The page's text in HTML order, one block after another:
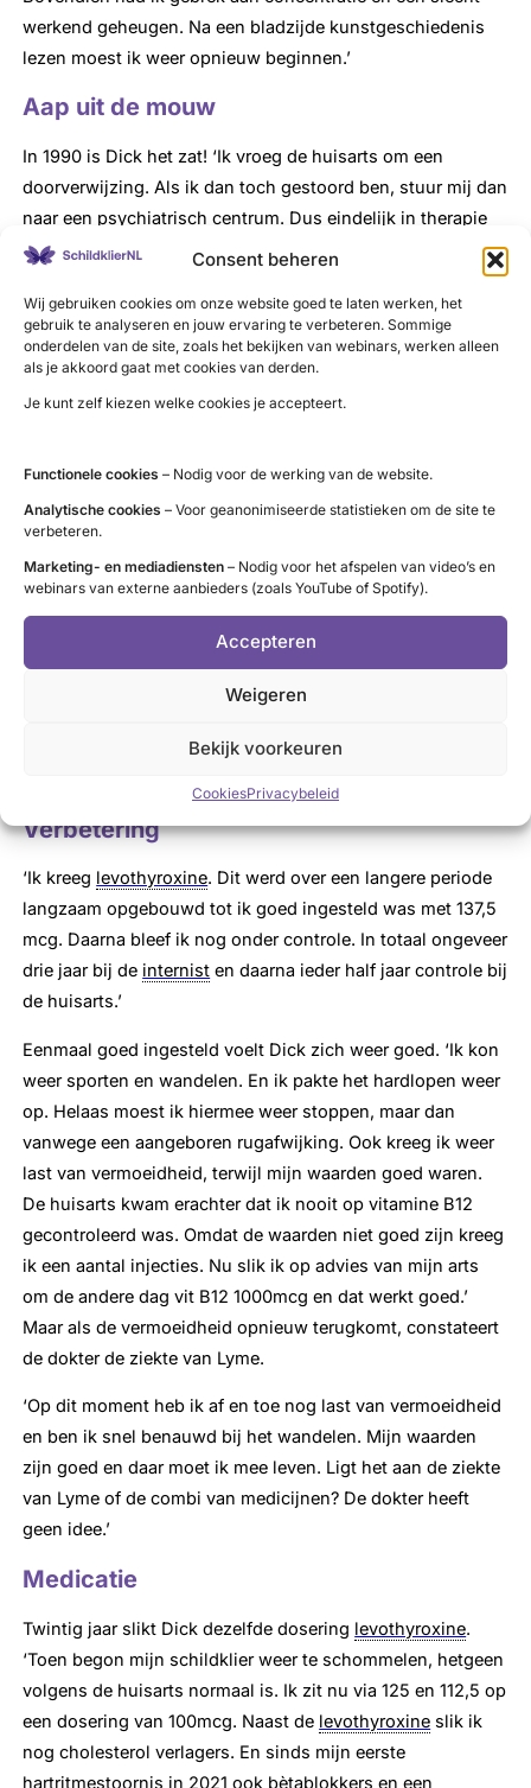
Consent beheren
Wij gebruiken cookies om onze website goed te laten werken, het
gebruik te analyseren en jouw ervaring te verbeteren. Sommige
onderdelen van de site, zoals het bekijken van webinars, werken alleen
als je akkoord gaat met cookies van derden.
Je kunt zelf kiezen welke cookies je accepteert.
Functionele cookies – Nodig voor de werking van de website.
Analytische cookies – Voor geanonimiseerde statistieken om de site te
verbeteren.
Marketing- en mediadiensten – Nodig voor het afspelen van video’s en
webinars van externe aanbieders (zoals YouTube of Spotify).
Accepteren
Weigeren
Bekijk voorkeuren
CookiesPrivacybeleid
werkend geheugen. Na een bladzijde kunstgeschiedenis
lezen moest ik weer opnieuw beginnen.’
Aap uit de mouw
In 1990 is Dick het zat! ‘Ik vroeg de huisarts om een
doorverwijzing. Als ik dan toch gestoord ben, stuur mij dan
naar een psychiatrisch centrum. Dus eindelijk in therapie
bij een psycholoog. Mijn vrouw moest ook mee. Ja, wat
heb ik haar allemaal aangedaan. Na drie sessies vond de
therapeute dat ik gecontroleerd moest worden op de
werking van mijn schildklier. Zo kwam ik dus bij
deinternistterecht. Men vond het niet vreemd dat de
diagnose zo lang duurde. Dat kwam meer voor zei men
Problemen op werk
Ondanks alle klachten werkt Dick wel gewoon door. ‘Ik heb
mijn problemen netjes gemeld en verteld dat mijn
schildklier niet naar behoren functioneerde en de oorzaak
is van mijn klachten. Mijn werkgever wilde mij ontslaan op
grond van mijn psychische klachten, ondanks dat er al een
diagnose was. De bedrijfsarts vroeg mij een machtiging te
opvragen bij het psychiatrisch centrum en de huisarts. Iets
Verbetering
‘Ik kreeg levothyroxine. Dit werd over een langere periode
langzaam opgebouwd tot ik goed ingesteld was met 137,5
mcg. Daarna bleef ik nog onder controle. In totaal ongeveer
drie jaar bij de internist en daarna ieder half jaar controle bij
de huisarts.’
Eenmaal goed ingesteld voelt Dick zich weer goed. ‘Ik kon
weer sporten en wandelen. En ik pakte het hardlopen weer
op. Helaas moest ik hiermee weer stoppen, maar dan
vanwege een aangeboren rugafwijking. Ook kreeg ik weer
last van vermoeidheid, terwijl mijn waarden goed waren.
De huisarts kwam erachter dat ik nooit op vitamine B12
gecontroleerd was. Omdat de waarden niet goed zijn kreeg
ik een aantal injecties. Nu slik ik op advies van mijn arts
om de andere dag vit B12 1000mcg en dat werkt goed.’
Maar als de vermoeidheid opnieuw terugkomt, constateert
de dokter de ziekte van Lyme.
‘Op dit moment heb ik af en toe nog last van vermoeidheid
en ben ik snel benauwd bij het wandelen. Mijn waarden
zijn goed en daar moet ik mee leven. Ligt het aan de ziekte
van Lyme of de combi van medicijnen? De dokter heeft
geen idee.’
Medicatie
Twintig jaar slikt Dick dezelfde dosering levothyroxine.
‘Toen begon mijn schildklier weer te schommelen, hetgeen
volgens de huisarts normaal is. Ik zit nu via 125 en 112,5 op
een dosering van 100mcg. Naast de levothyroxine slik ik
nog cholesterol verlagers. En sinds mijn eerste
hartritmestoornis in 2021 ook bètablokkers en een